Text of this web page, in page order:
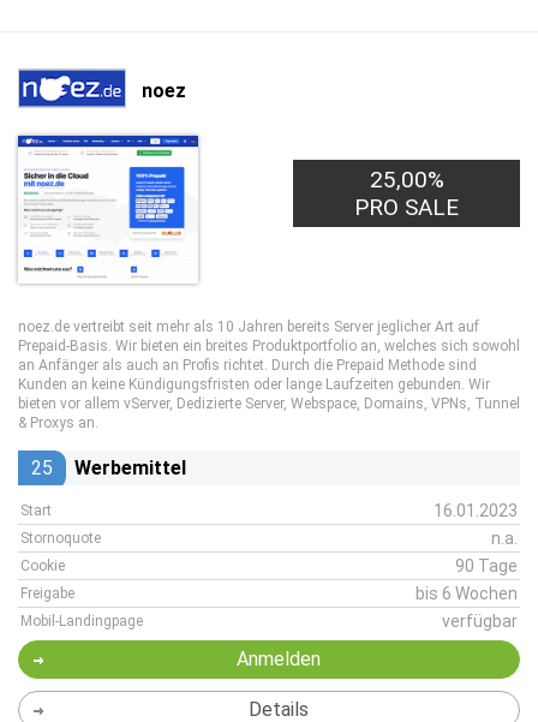
noez
25,00%
PRO SALE
noez.de vertreibt seit mehr als 10 Jahren bereits Server jeglicher Art auf
Prepaid-Basis. Wir bieten ein breites Produktportfolio an, welches sich sowohl
an Anfänger als auch an Profis richtet. Durch die Prepaid Methode sind
Kunden an keine Kündigungsfristen oder lange Laufzeiten gebunden. Wir
bieten vor allem vServer, Dedizierte Server, Webspace, Domains, VPNs, Tunnel
& Proxys an.
25 Werbemittel
Start 16.01.2023
Stornoquote n.a.
Cookie 90 Tage
Freigabe bis 6 Wochen
Mobil-Landingpage verfügbar
Anmelden
Details